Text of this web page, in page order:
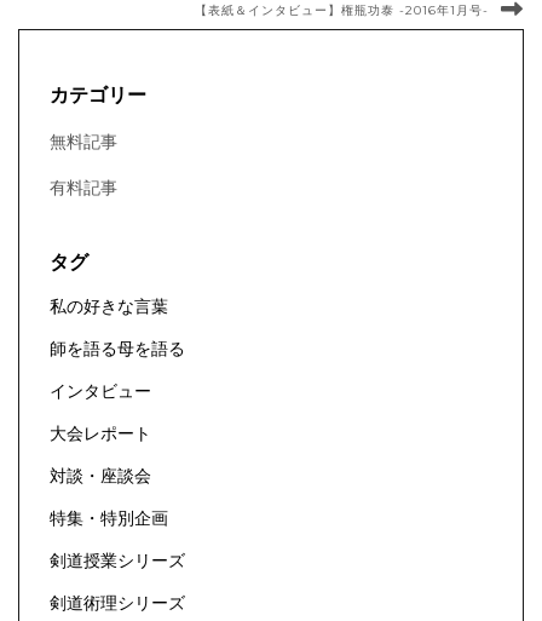
【表紙＆インタビュー】権瓶功泰 -2016年1月号-
カテゴリー
無料記事
有料記事
タグ
私の好きな言葉
師を語る母を語る
インタビュー
大会レポート
対談・座談会
特集・特別企画
剣道授業シリーズ
剣道術理シリーズ